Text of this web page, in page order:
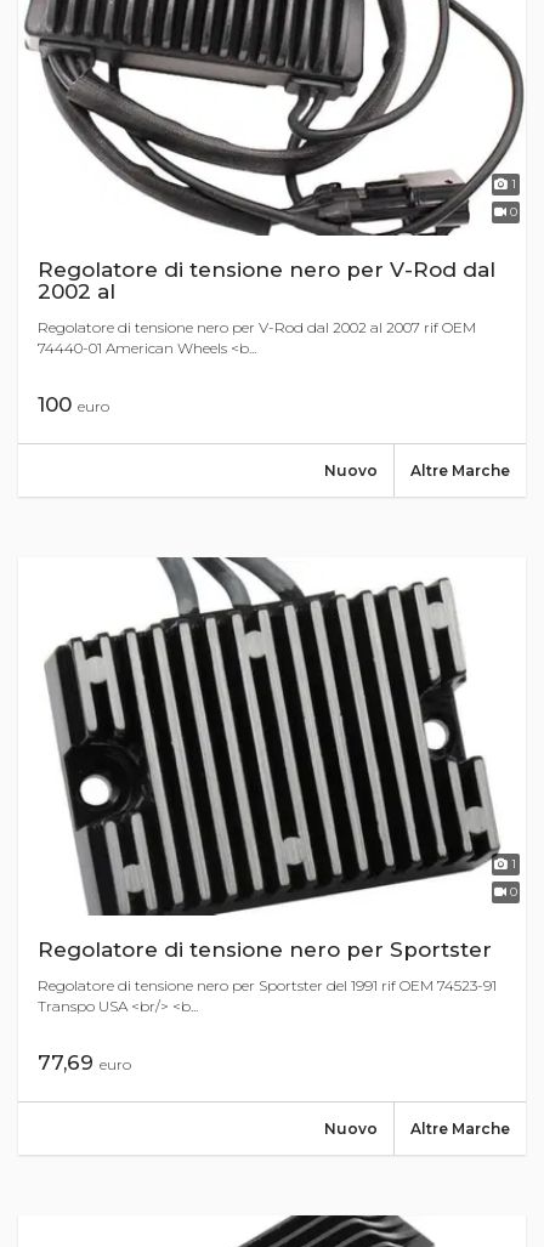
1
0
Regolatore di tensione nero per V-Rod dal
2002 al
Regolatore di tensione nero per V-Rod dal 2002 al 2007 rif OEM
74440-01 American Wheels <b...
100 euro
Altre Marche
Nuovo
1
0
Regolatore di tensione nero per Sportster
Regolatore di tensione nero per Sportster del 1991 rif OEM 74523-91
Transpo USA <br/> <b...
77,69 euro
Altre Marche
Nuovo